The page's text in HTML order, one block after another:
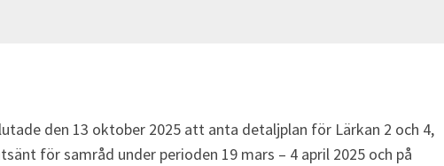
den 13 oktober 2025 att anta detaljplan för Lärkan 2 och 4,
för samråd under perioden 19 mars – 4 april 2025 och på